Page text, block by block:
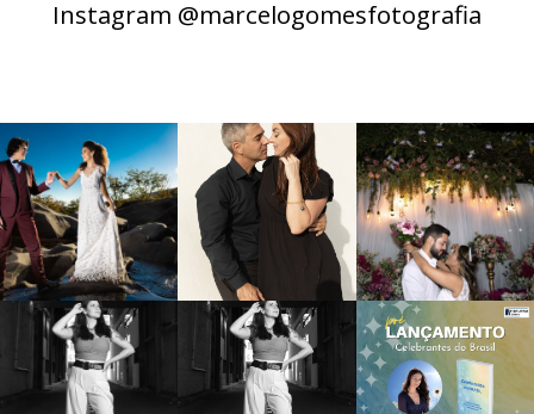
Instagram @marcelogomesfotografia